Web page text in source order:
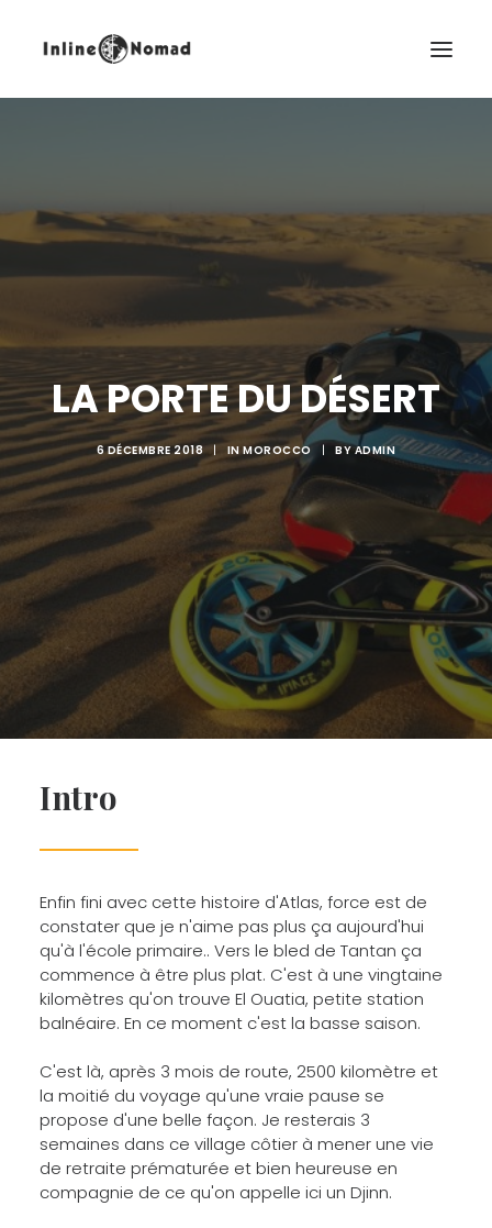
LA PORTE DU DÉSERT
6 DÉCEMBRE 2018 | INMOROCCO | BYADMIN
Intro
Enfin fini avec cette histoire d'Atlas, force est de
constater que je n'aime pas plus ça aujourd'hui
qu'à l'école primaire.. Vers le bled de Tantan ça
commence à être plus plat. C'est à une vingtaine
kilomètres qu'on trouve El Ouatia, petite station
balnéaire. En ce moment c'est la basse saison.
C'est là, après 3 mois de route, 2500 kilomètre et
la moitié du voyage qu'une vraie pause se
propose d'une belle façon. Je resterais 3
semaines dans ce village côtier à mener une vie
de retraite prématurée et bien heureuse en
compagnie de ce qu'on appelle ici un Djinn.